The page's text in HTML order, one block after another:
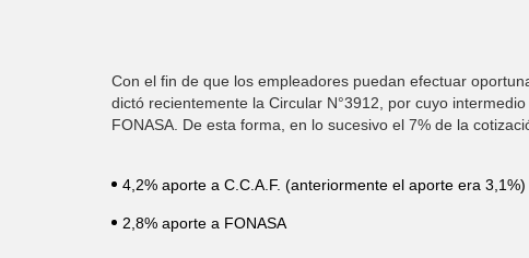
Con el fin de que los empleadores puedan efectuar
dictó recientemente la Circular N°3912, por cuyo
FONASA. De esta forma, en lo sucesivo el 7% de la
4,2% aporte a C.C.A.F. (anteriormente el aporte era 3,1%)
2,8% aporte a FONASA